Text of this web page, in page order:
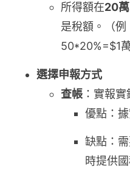
所得額在20
是稅額。（
50*20%=$1萬
選擇申報方式
查帳 ：實報實
優點：
缺點：
時提供